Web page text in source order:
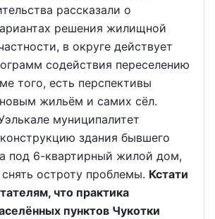
рассказали о
решения жилищной
в округе действует
содействия переселению
того, есть перспективы
жильём и самих сёл.
муниципалитет
здания бывшего
под 6-квартирный жилой дом,
остроту проблемы. Кстати
что практика
пунктов Чукотки